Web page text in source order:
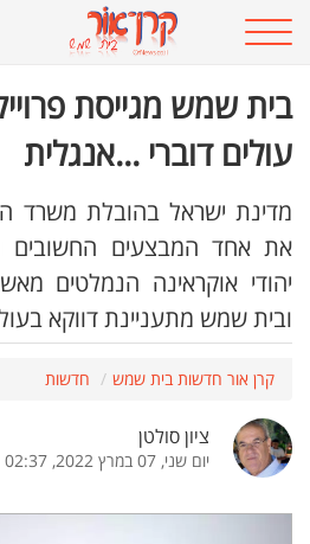
בית שמש מגייסת
עולים דוברי ...אנגלית
מדינת ישראל בהובלת משרד
את אחד המבצעים החשובים
יהודי אוקראינה הנמלטים
ובית שמש מתעניינת דווקא
קרן אור חדשות בית שמש חדשות
ציון סולטן
יום שני, 07 במרץ 2022, 02:37